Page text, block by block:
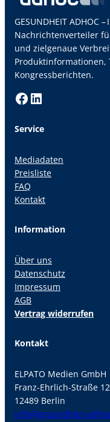
GESUNDHEIT ADHOC
Nachrichtenverteiler
und zielgenaue
Kongressberichten.
Facebook LinkedIn
Service
Mediadaten
Preisliste
FAQ
Kontakt
Information
Über uns
Datenschutz
Impressum
AGB
Vertrag widerrufen
Kontakt
ELPATO Medien GmbH
Franz-Ehrlich-Straße 12
12489 Berlin
info@gesundheit-